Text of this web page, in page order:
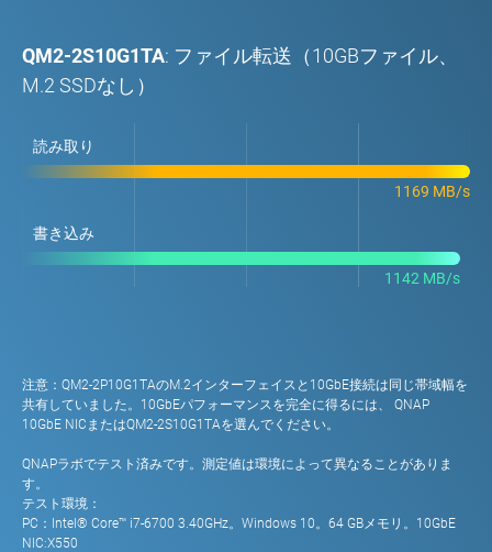
QM2-2S10G1TA: ファイル転送（10GBファイル、
M.2 SSDなし）
読み取り
1169 MB/s
書き込み
1142 MB/s
注意：QM2-2P10G1TAのM.2インターフェイスと10GbE接続は同じ帯域幅を
共有していました。10GbEパフォーマンスを完全に得るには、 QNAP
10GbE NICまたはQM2-2S10G1TAを選んでください。
QNAPラボでテスト済みです。測定値は環境によって異なることがありま
す。
テスト環境：
PC：Intel® Core™ i7-6700 3.40GHz。Windows 10。64 GBメモリ。10GbE
NIC:X550